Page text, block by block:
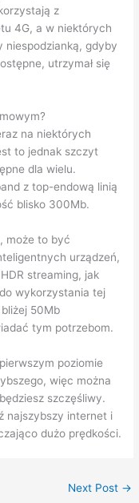
z
4G, a w niektórych
niespodzianką, gdyby
utrzymał się
na niektórych
to jednak szczyt
dla wielu.
z top-endową linią
blisko 300Mb.
może to być
urządzeń,
streaming, jak
wykorzystania tej
50Mb
tym potrzebom.
poziomie
więc można
szczęśliwy.
najszybszy internet i
dużo prędkości.
Next Post →